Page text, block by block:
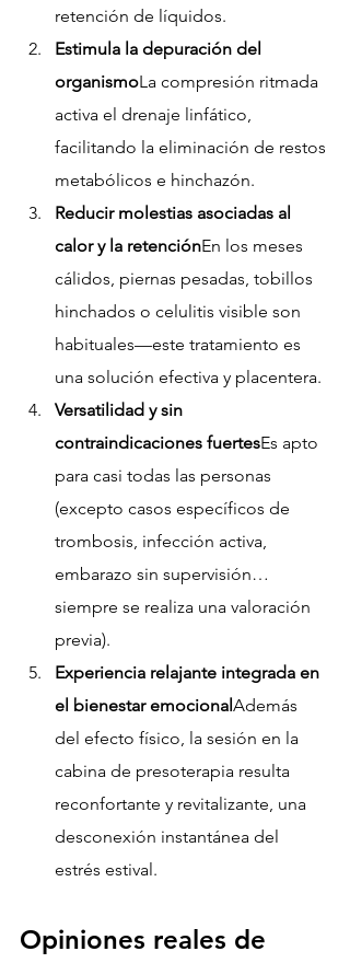
retención de líquidos.
Estimula la depuración del
organismoLa compresión ritmada
activa el drenaje linfático,
facilitando la eliminación de restos
metabólicos e hinchazón.
Reducir molestias asociadas al
calor y la retenciónEn los meses
cálidos, piernas pesadas, tobillos
hinchados o celulitis visible son
habituales—este tratamiento es
una solución efectiva y placentera.
Versatilidad y sin
contraindicaciones fuertesEs apto
para casi todas las personas
(excepto casos específicos de
trombosis, infección activa,
embarazo sin supervisión…
siempre se realiza una valoración
previa).
Experiencia relajante integrada en
el bienestar emocional Además
del efecto físico, la sesión en la
cabina de presoterapia resulta
reconfortante y revitalizante, una
desconexión instantánea del
estrés estival.
Opiniones reales de